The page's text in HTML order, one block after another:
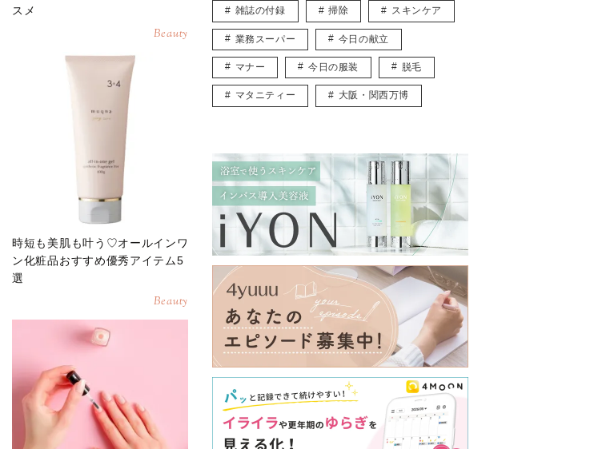
スメ
Beauty
時短も美肌も叶う♡オールインワ
ン化粧品おすすめ優秀アイテム5
選
Beauty
雑誌の付録 掃除 スキンケア
業務スーパー 今日の献立
マナー 今日の服装 脱毛
マタニティー 大阪・関西万博